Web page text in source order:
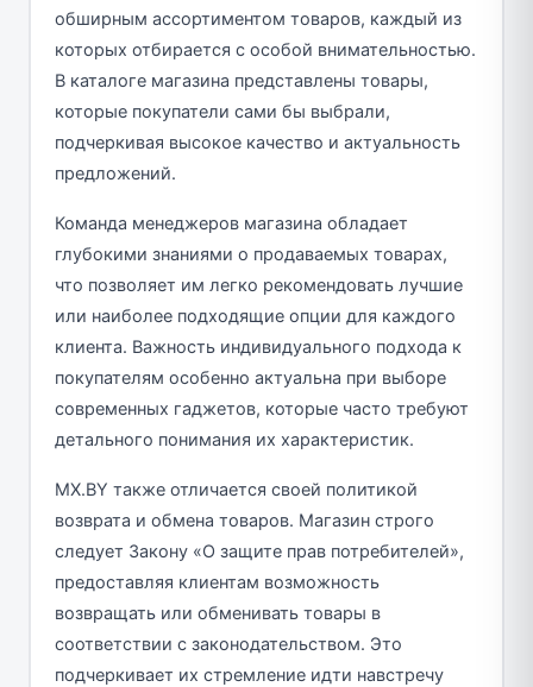
обширным ассортиментом товаров, каждый из
которых отбирается с особой внимательностью.
В каталоге магазина представлены товары,
которые покупатели сами бы выбрали,
подчеркивая высокое качество и актуальность
предложений.
Команда менеджеров магазина обладает
глубокими знаниями о продаваемых товарах,
что позволяет им легко рекомендовать лучшие
или наиболее подходящие опции для каждого
клиента. Важность индивидуального подхода к
покупателям особенно актуальна при выборе
современных гаджетов, которые часто требуют
детального понимания их характеристик.
MX.BY также отличается своей политикой
возврата и обмена товаров. Магазин строго
следует Закону «О защите прав потребителей»,
предоставляя клиентам возможность
возвращать или обменивать товары в
соответствии с законодательством. Это
подчеркивает их стремление идти навстречу